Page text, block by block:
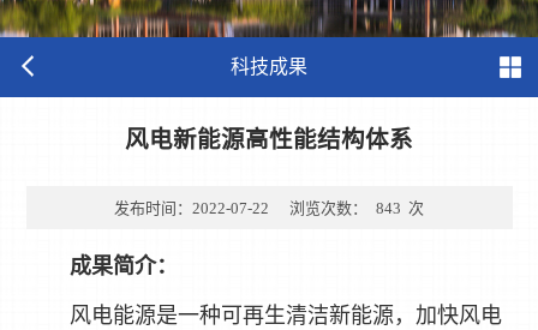
科技成果
风电新能源高性能结构体系
发布时间： 2022-07-22 浏览次数： 843 次
成果简介：
风电能源是一种可再生清洁新能源，加快风电